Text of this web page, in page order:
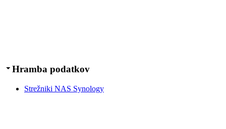
Hramba podatkov
Strežniki NAS Synology